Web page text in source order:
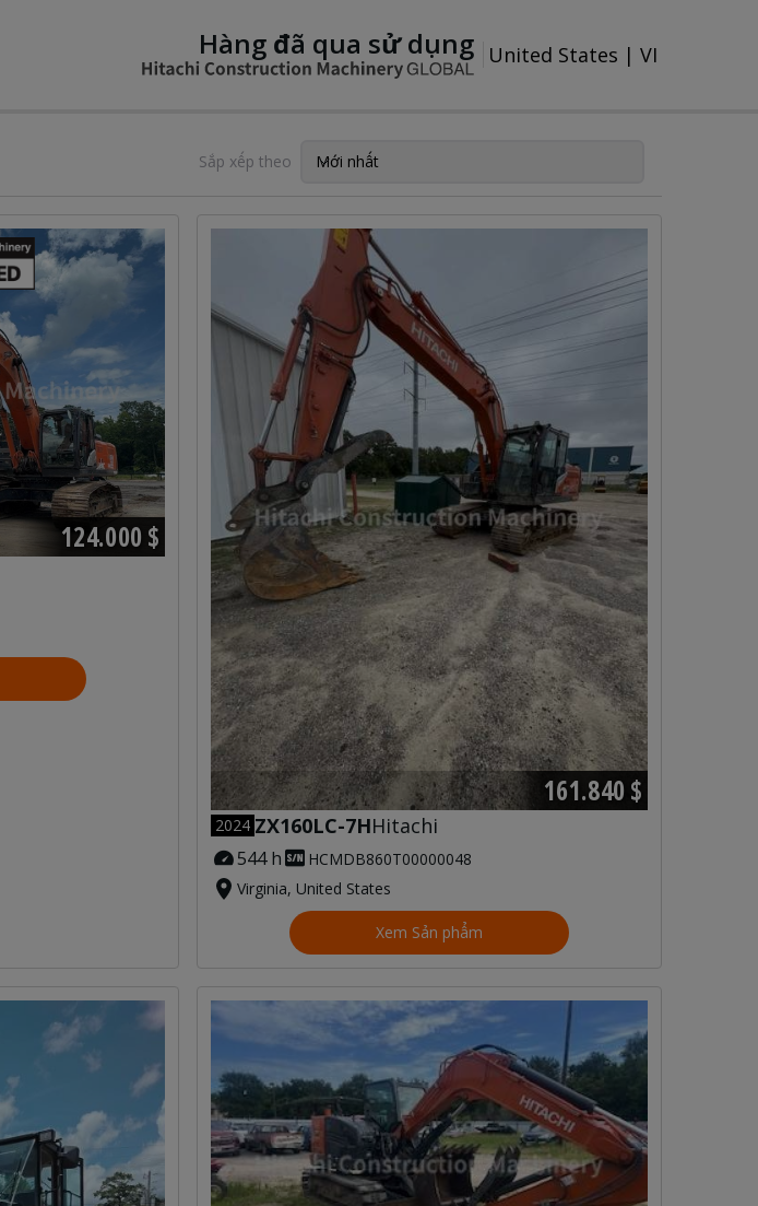
Hàng đã qua sử dụng United States | VI
Sắp xếp theo Mới nhất
124.000 $
161.840 $
2024 ZX160LC-7HHitachi
544 h
HCMDB860T00000048
Virginia, United States
Xem Sản phẩm